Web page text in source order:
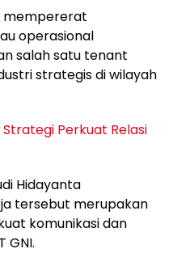
mempererat
operasional
salah satu tenant
strategis di wilayah
Strategi Perkuat Relasi
Hidayanta
tersebut merupakan
komunikasi dan
GNI.